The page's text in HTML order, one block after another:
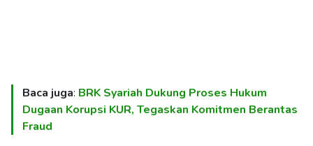
Baca juga: BRK Syariah Dukung Proses Hukum
Dugaan Korupsi KUR, Tegaskan Komitmen Berantas
Fraud